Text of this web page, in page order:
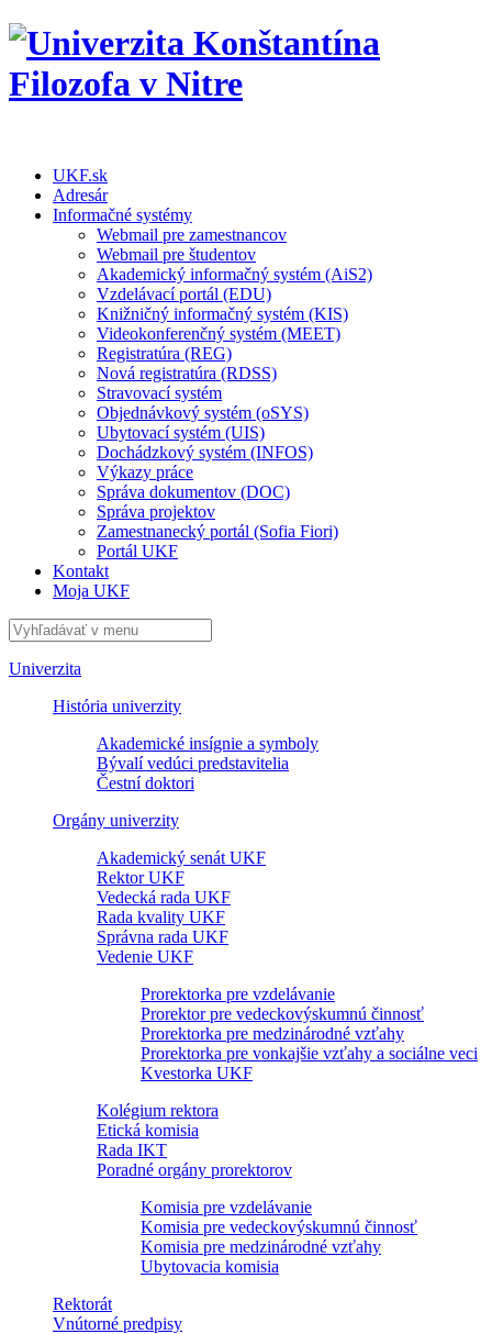
UKF.sk
Adresár
Informačné systémy
Webmail pre zamestnancov
Webmail pre študentov
Akademický informačný systém (AiS2)
Vzdelávací portál (EDU)
Knižničný informačný systém (KIS)
Videokonferenčný systém (MEET)
Registratúra (REG)
Nová registratúra (RDSS)
Stravovací systém
Objednávkový systém (oSYS)
Ubytovací systém (UIS)
Dochádzkový systém (INFOS)
Výkazy práce
Správa dokumentov (DOC)
Správa projektov
Zamestnanecký portál (Sofia Fiori)
Portál UKF
Kontakt
Moja UKF
Univerzita
História univerzity
Akademické insígnie a symboly
Bývalí vedúci predstavitelia
Čestní doktori
Orgány univerzity
Akademický senát UKF
Rektor UKF
Vedecká rada UKF
Rada kvality UKF
Správna rada UKF
Vedenie UKF
Prorektorka pre vzdelávanie
Prorektor pre vedeckovýskumnú činnosť
Prorektorka pre medzinárodné vzťahy
Prorektorka pre vonkajšie vzťahy a sociálne veci
Kvestorka UKF
Kolégium rektora
Etická komisia
Rada IKT
Poradné orgány prorektorov
Komisia pre vzdelávanie
Komisia pre vedeckovýskumnú činnosť
Komisia pre medzinárodné vzťahy
Ubytovacia komisia
Rektorát
Vnútorné predpisy